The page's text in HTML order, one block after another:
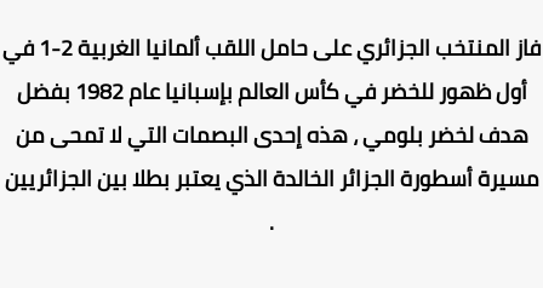
فاز المنتخب الجزائري على حامل اللقب ألمانيا الغربية 2-1 في
أول ظهور للخضر في كأس العالم بإسبانيا عام 1982 بفضل
لخضر بلومي ، هذه إحدى البصمات التي لا تمحى من
أسطورة الجزائر الخالدة الذي يعتبر بطلا بين الجزائريين